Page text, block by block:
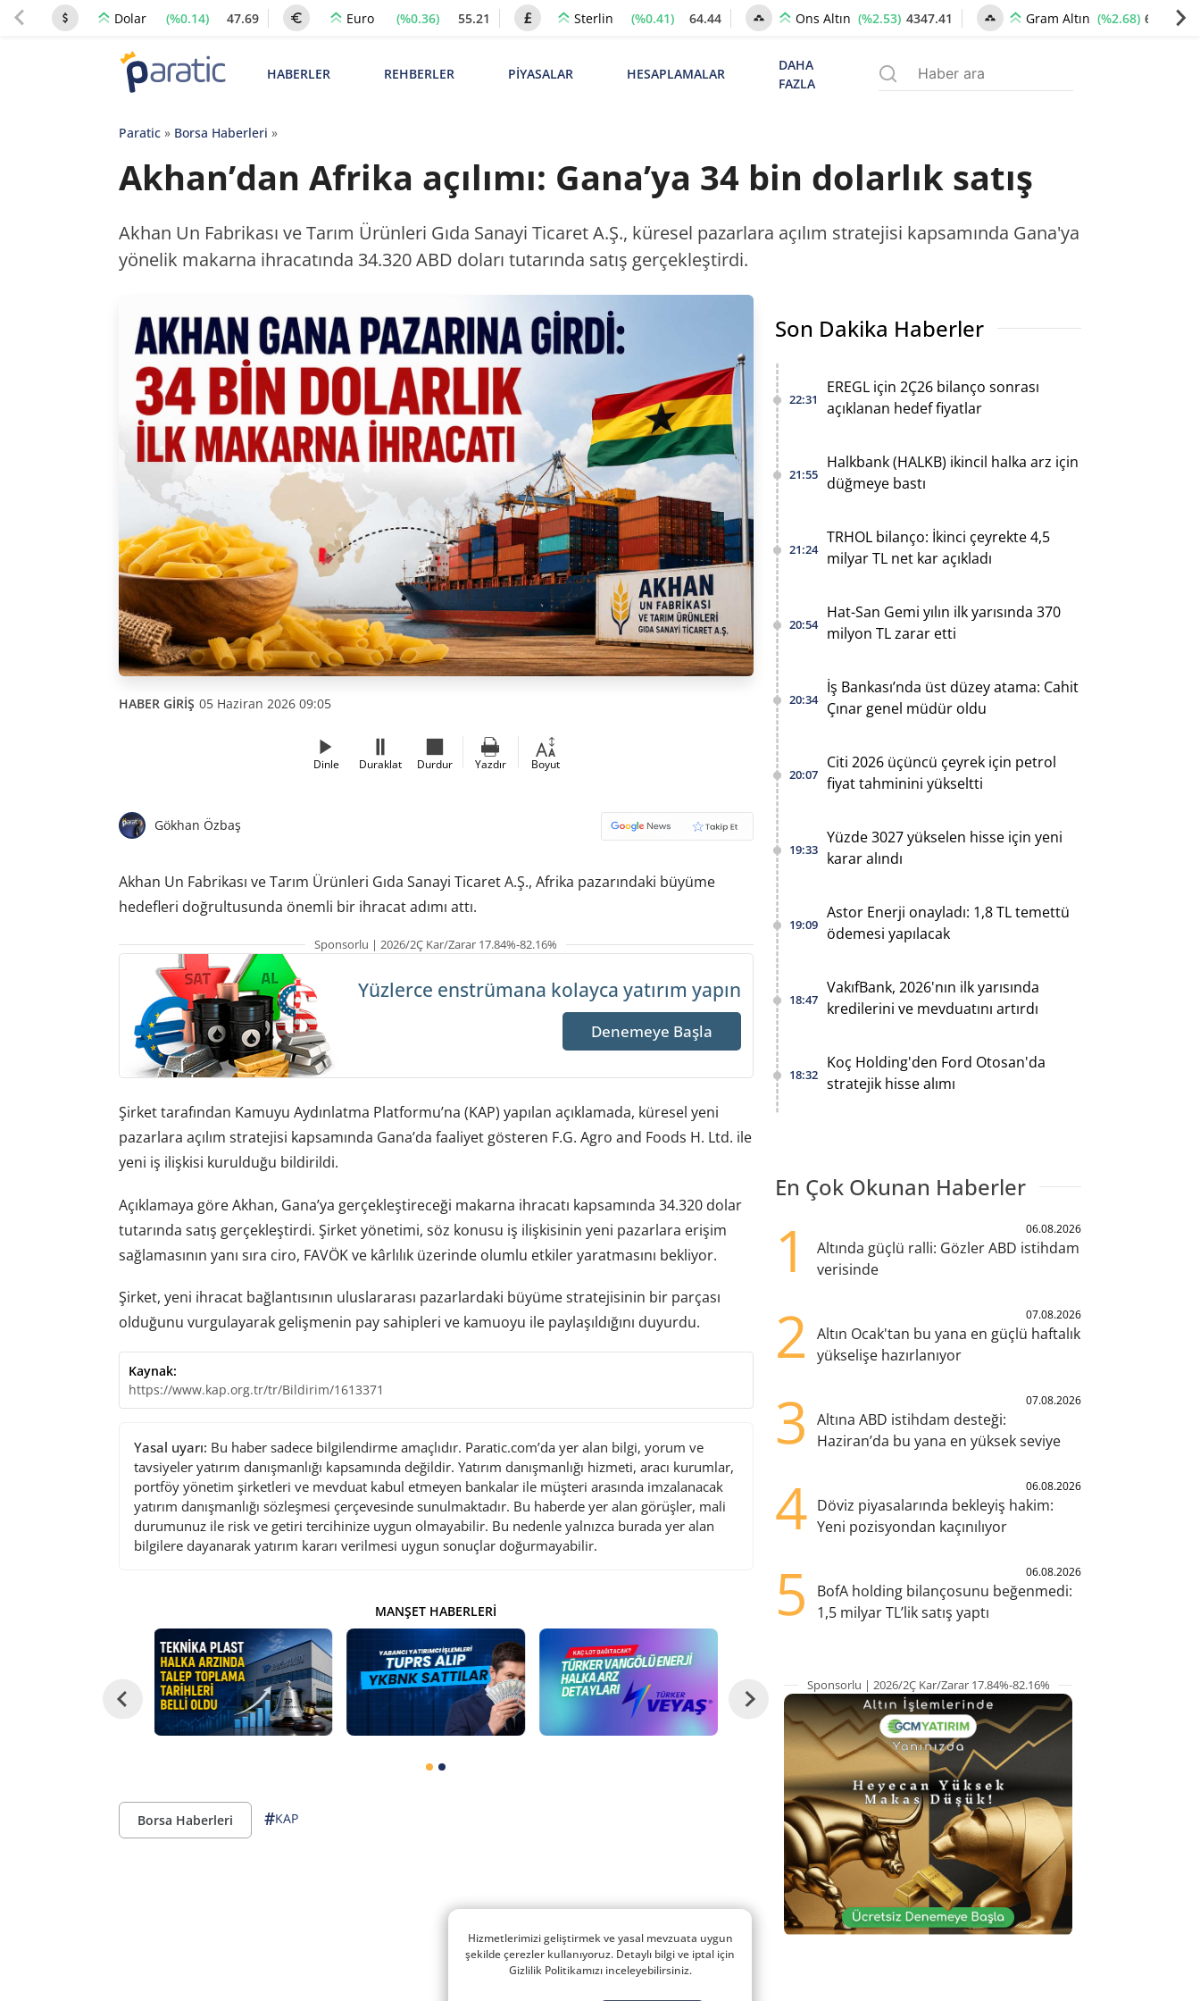
Dolar (%0.14) 47.69 Euro (%0.36) 55.21 Sterlin (%0.41) 64.44 Ons Altın (%2.53) 4347.41 Gram Altın (%2.68) 6666.42
HABERLER REHBERLER PİYASALAR HESAPLAMALAR
DAHA
FAZLA
Paratic» Borsa Haberleri »
Akhan’dan Afrika açılımı: Gana’ya 34 bin dolarlık satış
Akhan Un Fabrikası ve Tarım Ürünleri Gıda Sanayi Ticaret A.Ş., küresel pazarlara açılım stratejisi kapsamında Gana'ya
yönelik makarna ihracatında 34.320 ABD doları tutarında satış gerçekleştirdi.
HABER GİRİŞ 05 Haziran 2026 09:05
Dinle Duraklat Durdur Yazdır Boyut
Gökhan Özbaş
Akhan Un Fabrikası ve Tarım Ürünleri Gıda Sanayi Ticaret A.Ş., Afrika pazarındaki büyüme
hedefleri doğrultusunda önemli bir ihracat adımı attı.
Sponsorlu | 2026/2Ç Kar/Zarar 17.84%-82.16%
Yüzlerce enstrümana kolayca yatırım yapın
Denemeye Başla
Şirket tarafından Kamuyu Aydınlatma Platformu’na (KAP) yapılan açıklamada, küresel yeni
pazarlara açılım stratejisi kapsamında Gana’da faaliyet gösteren F.G. Agro and Foods H. Ltd. ile
yeni iş ilişkisi kurulduğu bildirildi.
Açıklamaya göre Akhan, Gana’ya gerçekleştireceği makarna ihracatı kapsamında 34.320 dolar
tutarında satış gerçekleştirdi. Şirket yönetimi, söz konusu iş ilişkisinin yeni pazarlara erişim
sağlamasının yanı sıra ciro, FAVÖK ve kârlılık üzerinde olumlu etkiler yaratmasını bekliyor.
Şirket, yeni ihracat bağlantısının uluslararası pazarlardaki büyüme stratejisinin bir parçası
olduğunu vurgulayarak gelişmenin pay sahipleri ve kamuoyu ile paylaşıldığını duyurdu.
Kaynak:
https://www.kap.org.tr/tr/Bildirim/1613371
Yasal uyarı: Bu haber sadece bilgilendirme amaçlıdır. Paratic.com’da yer alan bilgi, yorum ve
tavsiyeler yatırım danışmanlığı kapsamında değildir. Yatırım danışmanlığı hizmeti, aracı kurumlar,
portföy yönetim şirketleri ve mevduat kabul etmeyen bankalar ile müşteri arasında imzalanacak
yatırım danışmanlığı sözleşmesi çerçevesinde sunulmaktadır. Bu haberde yer alan görüşler, mali
durumunuz ile risk ve getiri tercihinize uygun olmayabilir. Bu nedenle yalnızca burada yer alan
bilgilere dayanarak yatırım kararı verilmesi uygun sonuçlar doğurmayabilir.
MANŞET HABERLERI
Borsa Haberleri #KAP
Son Dakika Haberler
22:31
EREGL için 2Ç26 bilanço sonrası
açıklanan hedef fiyatlar
21:55
Halkbank (HALKB) ikincil halka arz için
düğmeye bastı
21:24
TRHOL bilanço: İkinci çeyrekte 4,5
milyar TL net kar açıkladı
20:54
Hat-San Gemi yılın ilk yarısında 370
milyon TL zarar etti
20:34
İş Bankası’nda üst düzey atama: Cahit
Çınar genel müdür oldu
20:07
Citi 2026 üçüncü çeyrek için petrol
fiyat tahminini yükseltti
19:33
Yüzde 3027 yükselen hisse için yeni
karar alındı
19:09
Astor Enerji onayladı: 1,8 TL temettü
ödemesi yapılacak
18:47
VakıfBank, 2026'nın ilk yarısında
kredilerini ve mevduatını artırdı
18:32
Koç Holding'den Ford Otosan'da
stratejik hisse alımı
En Çok Okunan Haberler
1 06.08.2026
Altında güçlü ralli: Gözler ABD istihdam
verisinde
2 07.08.2026
Altın Ocak'tan bu yana en güçlü haftalık
yükselişe hazırlanıyor
3 07.08.2026
Altına ABD istihdam desteği:
Haziran’da bu yana en yüksek seviye
4 06.08.2026
Döviz piyasalarında bekleyiş hakim:
Yeni pozisyondan kaçınılıyor
5 06.08.2026
BofA holding bilançosunu beğenmedi:
1,5 milyar TL’lik satış yaptı
Sponsorlu | 2026/2Ç Kar/Zarar 17.84%-82.16%
Hizmetlerimizi geliştirmek ve yasal mevzuata uygun
şekilde çerezler kullanıyoruz. Detaylı bilgi ve iptal için
Gizlilik Politikamızı inceleyebilirsiniz.